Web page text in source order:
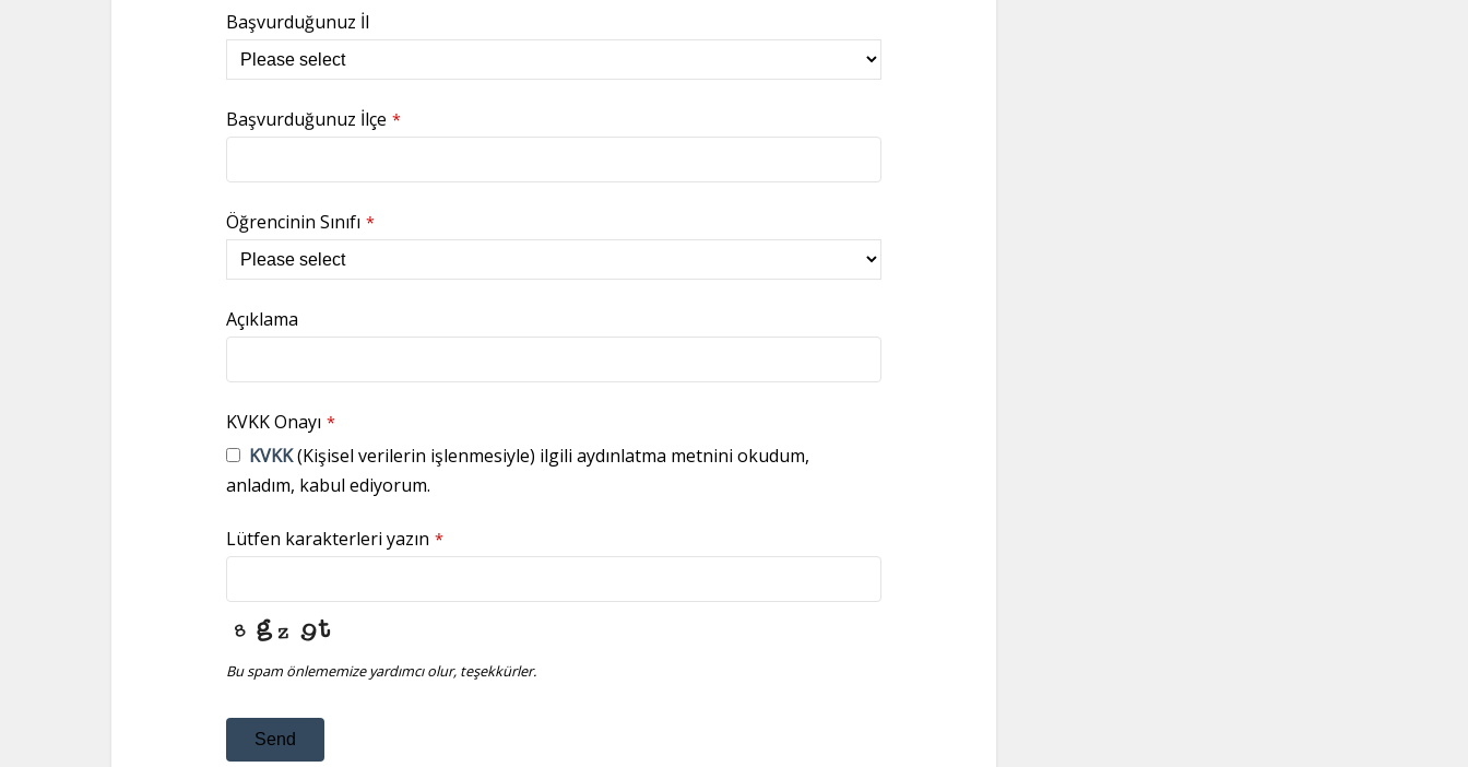
Başvurduğunuz İl
Başvurduğunuz İlçe *
Öğrencinin Sınıfı *
Açıklama
KVKK Onayı *
KVKK(Kişisel verilerin işlenmesiyle) ilgili aydınlatma metnini okudum,
anladım, kabul ediyorum.
Lütfen karakterleri yazın *
Bu spam önlememize yardımcı olur, teşekkürler.
Send